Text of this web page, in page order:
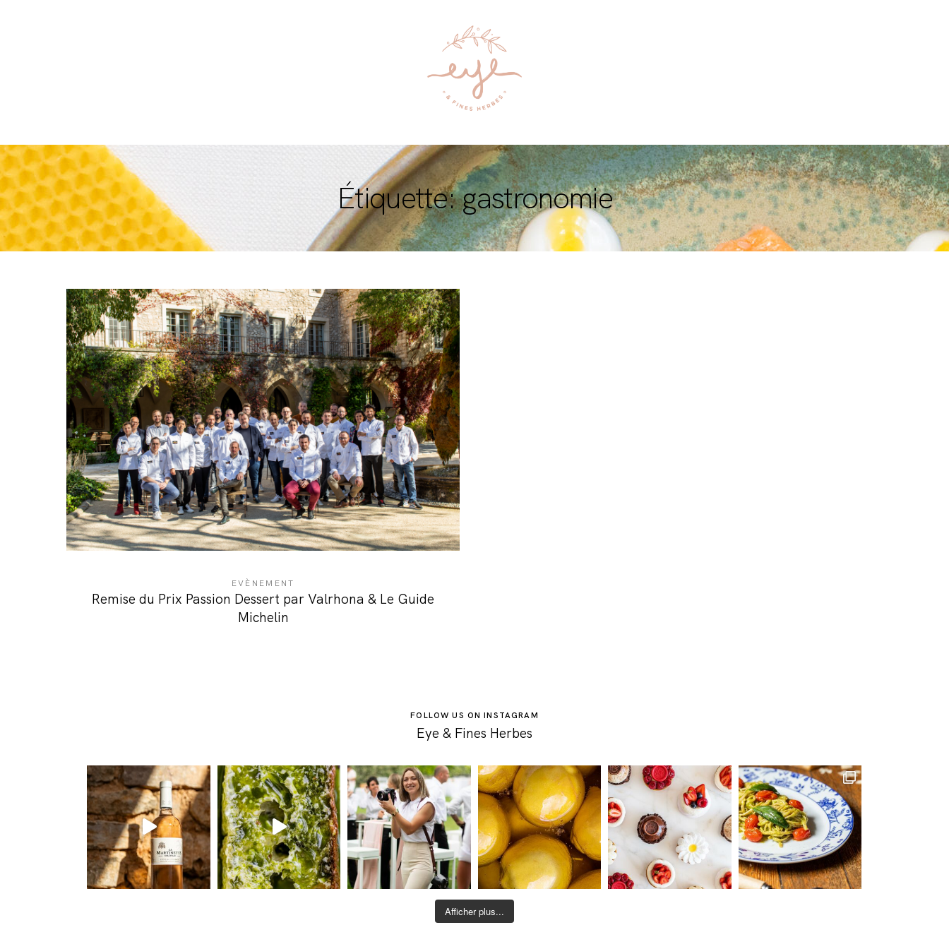
Étiquette: gastronomie
EVÈNEMENT
Remise du Prix Passion Dessert par Valrhona & Le Guide
Michelin
FOLLOW US ON INSTAGRAM
Eye & Fines Herbes
Afficher plus...